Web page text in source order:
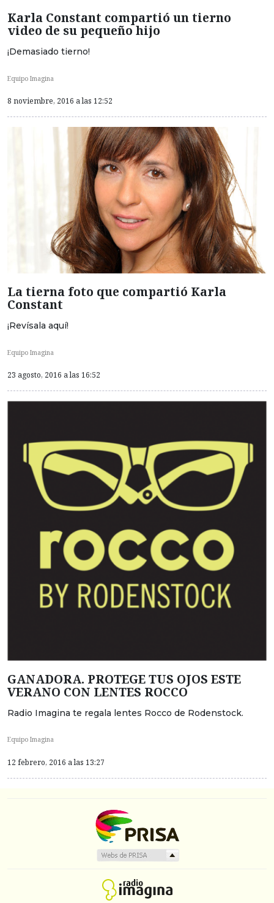
Karla Constant compartió un tierno
video de su pequeño hijo
¡Demasiado tierno!
Equipo Imagina
8 noviembre, 2016 a las 12:52
La tierna foto que compartió Karla
Constant
¡Revísala aquí!
Equipo Imagina
23 agosto, 2016 a las 16:52
GANADORA. PROTEGE TUS OJOS ESTE
VERANO CON LENTES ROCCO
Radio Imagina te regala lentes Rocco de Rodenstock.
Equipo Imagina
12 febrero, 2016 a las 13:27